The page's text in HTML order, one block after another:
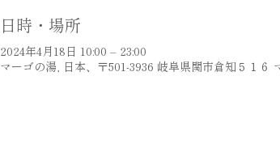
日時・場所
2024年4月18日 10:00 – 23:00
マーゴの湯, 日本、〒501-3936 岐阜県関市倉知５１６